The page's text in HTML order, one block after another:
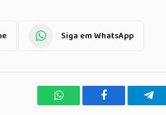
Siga em WhatsApp
WhatsAppFacebook